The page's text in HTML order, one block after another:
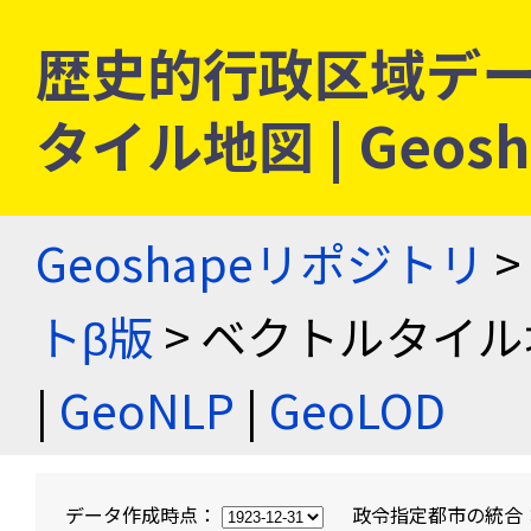
歴史的行政区域デ
タイル地図 |
Geoshapeリポジトリ >
トβ版 > ベクトルタイ
| GeoNLP | GeoLOD
データ作成時点： 政令指定都市の統